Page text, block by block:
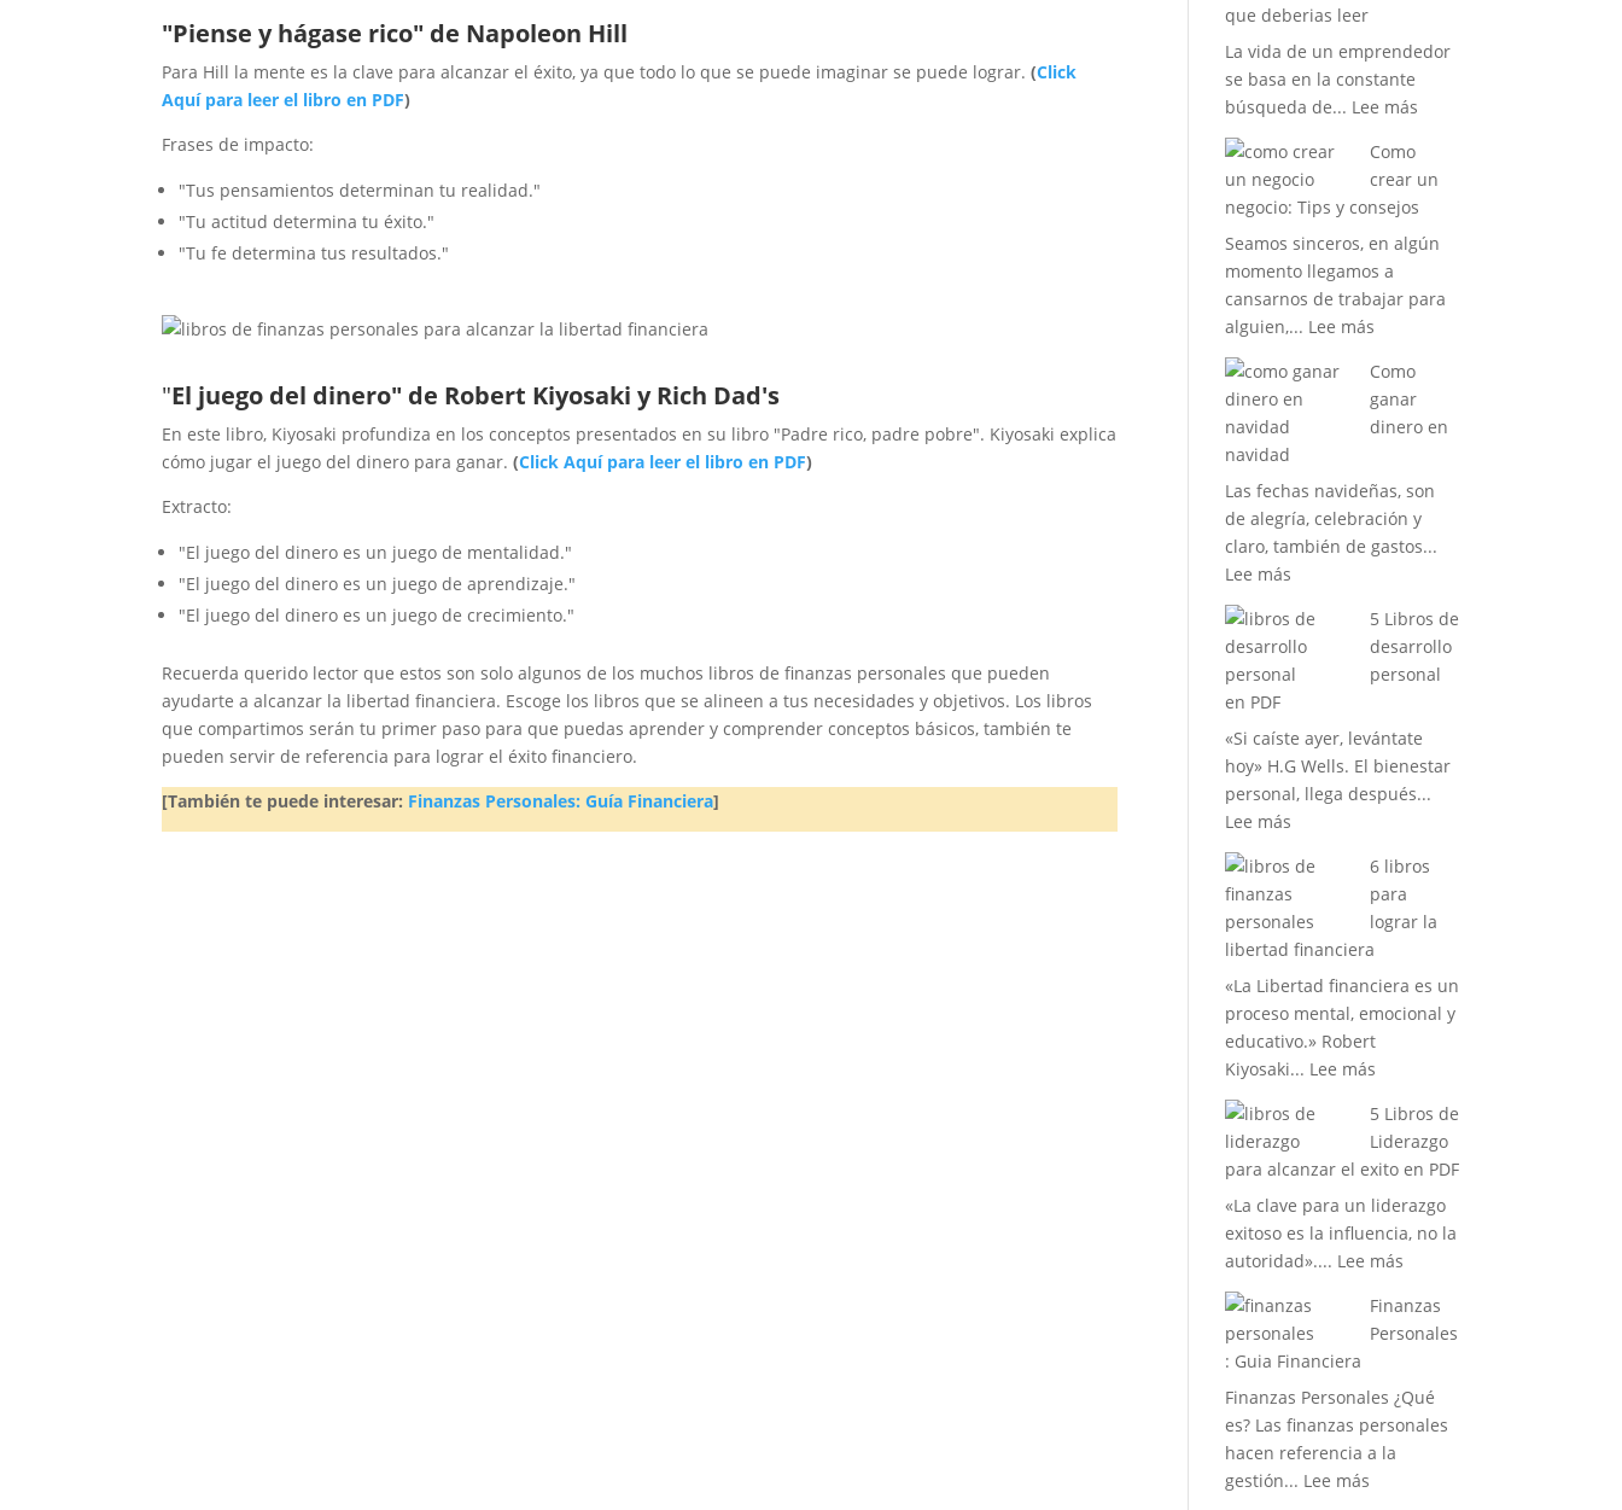
"Piense y hágase rico" de Napoleon Hill
Para Hill la mente es la clave para alcanzar el éxito, ya que todo lo que se puede imaginar se puede lograr.(Click
Aquí para leer el libro en PDF)
Frases de impacto:
"Tus pensamientos determinan tu realidad."
"Tu actitud determina tu éxito."
"Tu fe determina tus resultados."
"El juego del dinero" de Robert Kiyosaki y Rich Dad's
En este libro, Kiyosaki profundiza en los conceptos presentados en su libro "Padre rico, padre pobre". Kiyosaki explica
cómo jugar el juego del dinero para ganar.(Click Aquí para leer el libro en PDF)
Extracto:
"El juego del dinero es un juego de mentalidad."
"El juego del dinero es un juego de aprendizaje."
"El juego del dinero es un juego de crecimiento."
Recuerda querido lector que estos son solo algunos de los muchos libros de finanzas personales que pueden
ayudarte a alcanzar la libertad financiera. Escoge los libros que se alineen a tus necesidades y objetivos. Los libros
que compartimos serán tu primer paso para que puedas aprender y comprender conceptos básicos, también te
pueden servir de referencia para lograr el éxito financiero.
[También te puede interesar: Finanzas Personales: Guía Financiera]
que
cambia
tu
vida
que deberias leer
La vida de un emprendedor
se basa en la constante
búsqueda de... Lee más
de
emprendimiento
que
leer
Como
crear un
negocio: Tips y consejos
Seamos sinceros, en algún
momento llegamos a
cansarnos de trabajar para
alguien,... Lee más
crear
un
negocio:
y
consejos
Como
ganar
dinero en
navidad
Las fechas navideñas, son
de alegría, celebración y
claro, también de gastos...
Lee más
ganar
dinero
en
5 Libros de
desarrollo
personal
en PDF
«Si caíste ayer, levántate
hoy» H.G Wells. El bienestar
personal, llega después...
Lee más
Libros
de
desarrollo
personal
en
PDF
6 libros
para
lograr la
libertad financiera
«La Libertad financiera es un
proceso mental, emocional y
educativo.» Robert
Kiyosaki... Lee más
libros
para
lograr
la
libertad
financiera
5 Libros de
Liderazgo
para alcanzar el exito en PDF
«La clave para un liderazgo
exitoso es la influencia, no la
autoridad».... Lee más
Libros
de
para
alcanzar
Finanzas
Personales
: Guia Financiera
Finanzas Personales ¿Qué
es? Las finanzas personales
hacen referencia a la
gestión... Lee más